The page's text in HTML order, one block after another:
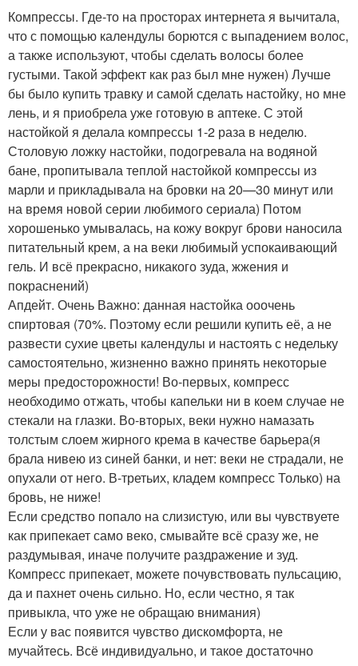
Компрессы. Где-то на просторах интернета я вычитала,
что с помощью календулы борются с выпадением волос,
а также используют, чтобы сделать волосы более
густыми. Такой эффект как раз был мне нужен) Лучше
бы было купить травку и самой сделать настойку, но мне
лень, и я приобрела уже готовую в аптеке. С этой
настойкой я делала компрессы 1-2 раза в неделю.
Столовую ложку настойки, подогревала на водяной
бане, пропитывала теплой настойкой компрессы из
марли и прикладывала на бровки на 20—30 минут или
на время новой серии любимого сериала) Потом
хорошенько умывалась, на кожу вокруг брови наносила
питательный крем, а на веки любимый успокаивающий
гель. И всё прекрасно, никакого зуда, жжения и
покраснений)
Апдейт. Очень Важно: данная настойка ооочень
спиртовая (70%. Поэтому если решили купить её, а не
развести сухие цветы календулы и настоять с недельку
самостоятельно, жизненно важно принять некоторые
меры предосторожности! Во-первых, компресс
необходимо отжать, чтобы капельки ни в коем случае не
стекали на глазки. Во-вторых, веки нужно намазать
толстым слоем жирного крема в качестве барьера(я
брала нивею из синей банки, и нет: веки не страдали, не
опухали от него. В-третьих, кладем компресс Только) на
бровь, не ниже!
Если средство попало на слизистую, или вы чувствуете
как припекает само веко, смывайте всё сразу же, не
раздумывая, иначе получите раздражение и зуд.
Компресс припекает, можете почувствовать пульсацию,
да и пахнет очень сильно. Но, если честно, я так
привыкла, что уже не обращаю внимания)
Если у вас появится чувство дискомфорта, не
мучайтесь. Всё индивидуально, и такое достаточно